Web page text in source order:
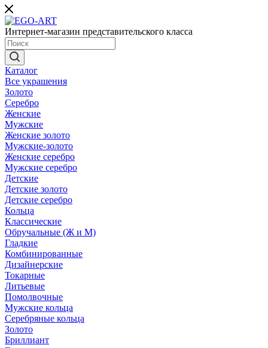
Интернет-магазин представительского класса
Каталог
Все украшения
Золото
Серебро
Женские
Мужские
Женские золото
Мужские-золото
Женские серебро
Мужские серебро
Детские
Детские золото
Детские серебро
Кольца
Классические
Обручальные (Ж и М)
Гладкие
Комбинированные
Дизайнерские
Токарные
Литьевые
Помолвочные
Мужские кольца
Серебряные кольца
Золото
Бриллиант